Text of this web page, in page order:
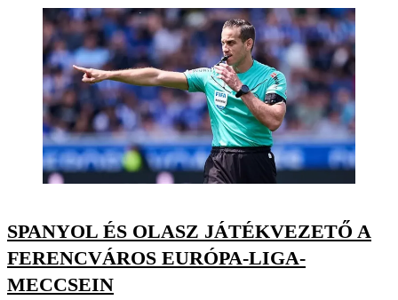
SPANYOL ÉS OLASZ JÁTÉKVEZETŐ A
FERENCVÁROS EURÓPA-LIGA-
MECCSEIN